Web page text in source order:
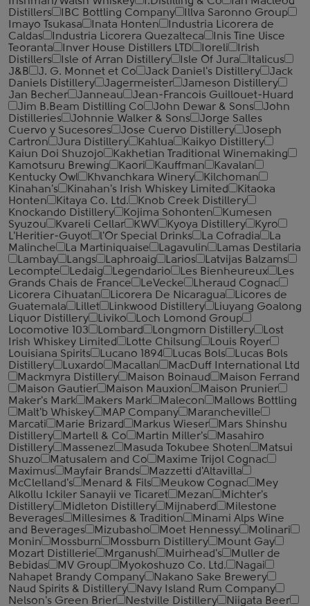
Distillers
IBC Bottling Company
Illva Saronno Group
Imayo Tsukasa
Inata Honten
Industria Licorera de
Caldas
Industria Licorera Quezalteca
Inis Tine Uisce
Teoranta
Inver House Distillers LTD Ioreli
Irish
Distillers
Isle of Arran Distillery Isle Of Jura
Italicus
J&B
J. G. Monnet et Co Jack Daniel's Distillery
Jack
Daniels Distillery
Jagermeister
Jameson Distillery
Jan Becher
Janneau
Jean-Francois Guillouet-Huard
Jim B.Beam Distilling Co
John Dewar & Sons
John
Distilleries
Johnnie Walker & Sons
Jorge Salles
Cuervo y Sucesores
Jose Cuervo Distillery
Joseph
Cartron
Jura Distillery Kahlua
Kaikyo Distillery
Kaiun Doi Shuzojo
Kakhetian Traditional Winemaking
Kamotsuru Brewing
Kaori Kauffman
Kavalan
Kentucky Owl
Khvanchkara Winery
Kilchoman
Kinahan's
Kinahan's Irish Whiskey Limited
Kitaoka
Honten
Kitaya Co. Ltd.
Knob Creek Distillery
Knockando Distillery
Kojima Sohonten
Kumesen
Syuzou
Kvareli Cellar KWV Kyoya Distillery
Kyro
L'Heritier-Guyot
l'Or Special Drinks La Cofradia
La
Malinche
La Martiniquaise Lagavulin
Lamas Destilaria
Lambay
Langs Laphroaig Larios
Latvijas Balzams
Lecompte
Ledaig Legendario Les Bienheureux
Les
Grands Chais de France
LeVecke
Lheraud Cognac
Licorera Cihuatan
Licorera De Nicaragua
Licores de
Guatemala
Lillet Linkwood Distillery
Liuyang Goalong
Liquor Distillery
Liviko
Loch Lomond Group
Locomotive 103
Lombard Longmorn Distillery
Lost
Irish Whiskey Limited
Lotte Chilsung
Louis Royer
Louisiana Spirits
Lucano 1894 Lucas Bols
Lucas Bols
Distillery
Luxardo Macallan
MacDuff International Ltd
Mackmyra Distillery
Maison Boinaud
Maison Ferrand
Maison Gautier
Maison Mauxion
Maison Prunier
Maker's Mark
Makers Mark Malecon
Mallows Bottling
Malt'b Whiskey
MAP Company
Marancheville
Marcati
Marie Brizard Markus Wieser
Mars Shinshu
Distillery
Martell & Co Martin Miller's
Masahiro
Distillery
Massenez Masuda Tokubee Shoten
Matsui
Shuzo
Matusalem and Co
Maxime Trijol Cognac
Maximus
Mayfair Brands
Mazzetti d'Altavilla
McClelland's
Menard & Fils Meukow Cognac
Mey
Alkollu Ickiler Sanayii ve Ticaret
Mezan
Michter's
Distillery
Midleton Distillery Mijnaberd
Milestone
Beverages
Millesimes & Tradition
Minami Alps Wine
and Beverages
Mizubasho Moet Hennessy
Molinari
Monin
Mossburn Mossburn Distillery
Mount Gay
Mozart Distillerie
Mrganush Muirhead's
Muller de
Bebidas
MV Group Myokoshuzo Co. Ltd.
Nagai
Nahapet Brandy Company
Nakano Sake Brewery
Naud Spirits & Distillery
Navy Island Rum Company
Nelson's Green Brier
Nestville Distillery
Niigata Beer